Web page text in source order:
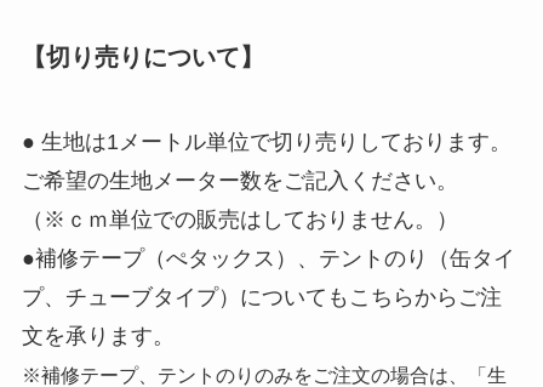
【切り売りについて】
● 生地は1メートル単位で切り売りしております。
ご希望の生地メーター数をご記入ください。
（※ｃｍ単位での販売はしておりません。）
●補修テープ（ぺタックス）、テントのり（缶タイ
プ、チューブタイプ）についてもこちらからご注
文を承ります。
※補修テープ、テントのりのみをご注文の場合は、「生